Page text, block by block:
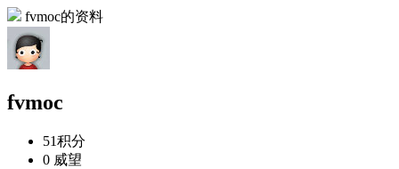
fvmoc的资料
fvmoc
51积分
0 威望